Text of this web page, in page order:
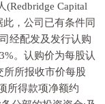
(Redbridge Capital
此，公司已有条件同
经配发及发行认购
。认购价为每股认
所所报收市价每股
所得款项净额约